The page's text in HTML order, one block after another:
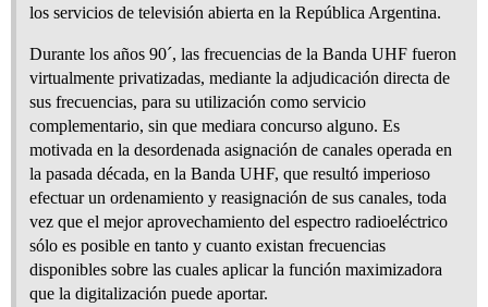
los servicios de televisión abierta en la República Argentina.
Durante los años 90´, las frecuencias de la Banda UHF fueron
virtualmente privatizadas, mediante la adjudicación directa de
sus frecuencias, para su utilización como servicio
complementario, sin que mediara concurso alguno. Es
motivada en la desordenada asignación de canales operada en
la pasada década, en la Banda UHF, que resultó imperioso
efectuar un ordenamiento y reasignación de sus canales, toda
vez que el mejor aprovechamiento del espectro radioeléctrico
sólo es posible en tanto y cuanto existan frecuencias
disponibles sobre las cuales aplicar la función maximizadora
que la digitalización puede aportar.